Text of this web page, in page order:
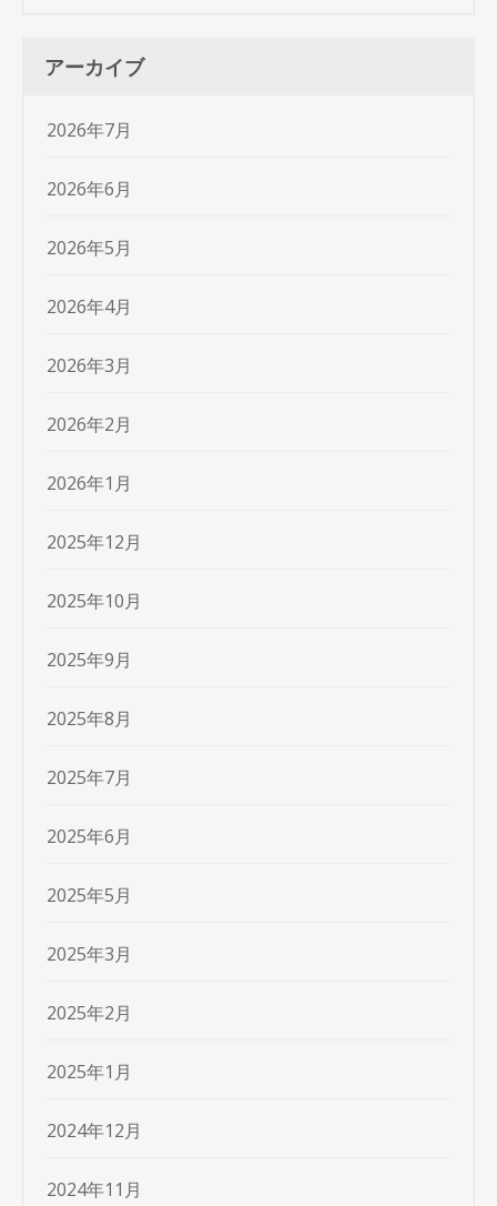
アーカイブ
2026年7月
2026年6月
2026年5月
2026年4月
2026年3月
2026年2月
2026年1月
2025年12月
2025年10月
2025年9月
2025年8月
2025年7月
2025年6月
2025年5月
2025年3月
2025年2月
2025年1月
2024年12月
2024年11月